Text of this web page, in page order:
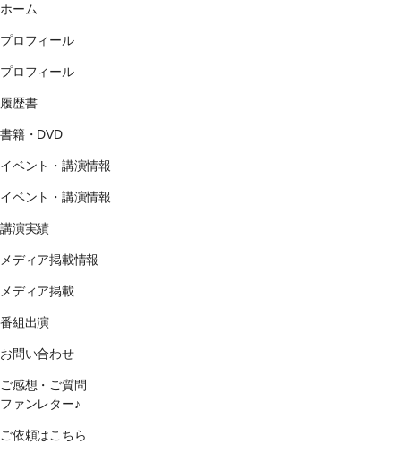
ホーム
プロフィール
プロフィール
履歴書
書籍・DVD
イベント・講演情報
イベント・講演情報
講演実績
メディア掲載情報
メディア掲載
番組出演
お問い合わせ
ご感想・ご質問
ファンレター♪
ご依頼はこちら